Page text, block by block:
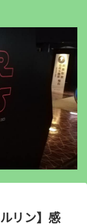
リン】感